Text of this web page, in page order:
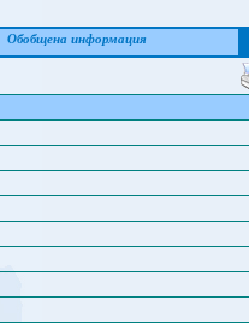
Обобщена информация